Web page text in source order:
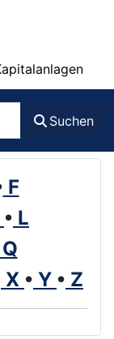
Suchen
F
• L
Q
X • Y • Z